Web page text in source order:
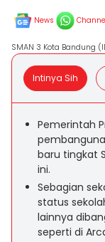
News
SMAN 3 Kota Bandung
Intinya Sih
Pemerintah
baru tingkat
ini.
Sebagian
status
lainnya
seperti di